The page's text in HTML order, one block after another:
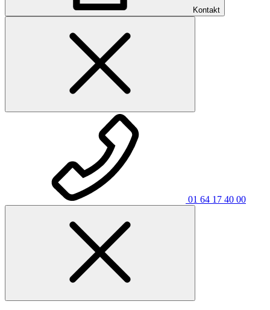
Kontakt
01 64 17 40 00